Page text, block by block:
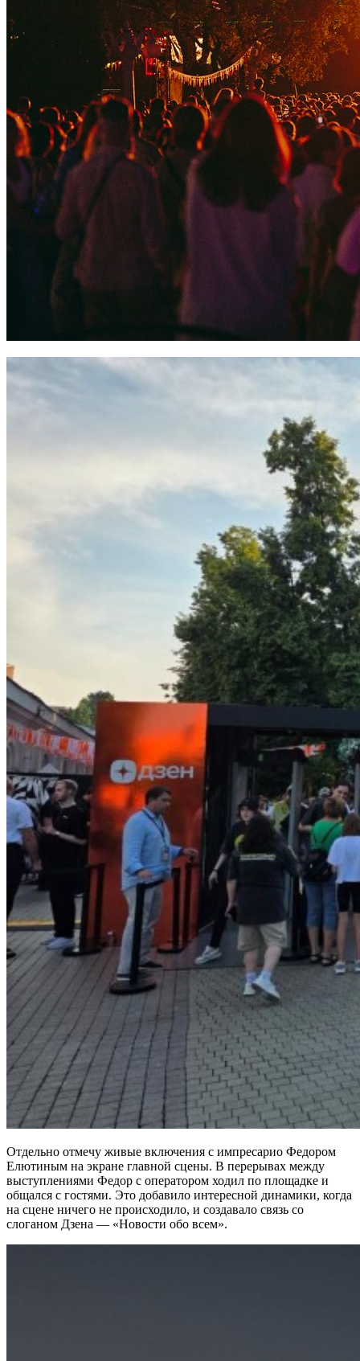
Отдельно отмечу живые включения с импресарио Федором
Елютиным на экране главной сцены. В перерывах между
выступлениями Федор с оператором ходил по площадке и
общался с гостями. Это добавило интересной динамики, когда
на сцене ничего не происходило, и создавало связь со
слоганом Дзена — «Новости обо всем».